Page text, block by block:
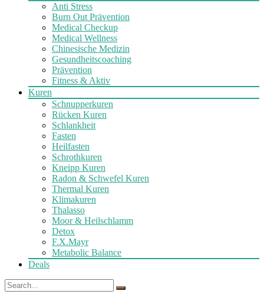
Anti Stress
Burn Out Prävention
Medical Checkup
Medical Wellness
Chinesische Medizin
Gesundheitscoaching
Prävention
Fitness & Aktiv
Kuren
Schnupperkuren
Rücken Kuren
Schlankheit
Fasten
Heilfasten
Schrothkuren
Kneipp Kuren
Radon & Schwefel Kuren
Thermal Kuren
Klimakuren
Thalasso
Moor & Heilschlamm
Detox
F.X.Mayr
Metabolic Balance
Deals